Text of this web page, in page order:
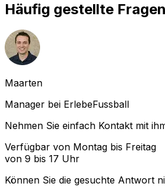
Häufig gestellte Fragen
Maarten
Manager bei ErlebeFussball
Nehmen Sie einfach Kontakt mit
Verfügbar von Montag bis Freitag
von 9 bis 17 Uhr
Können Sie die gesuchte Antwort